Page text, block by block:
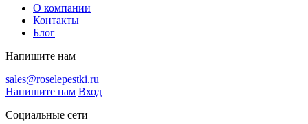
О компании
Контакты
Блог
Напишите нам
sales@roselepestki.ru
Напишите нам Вход
Социальные сети